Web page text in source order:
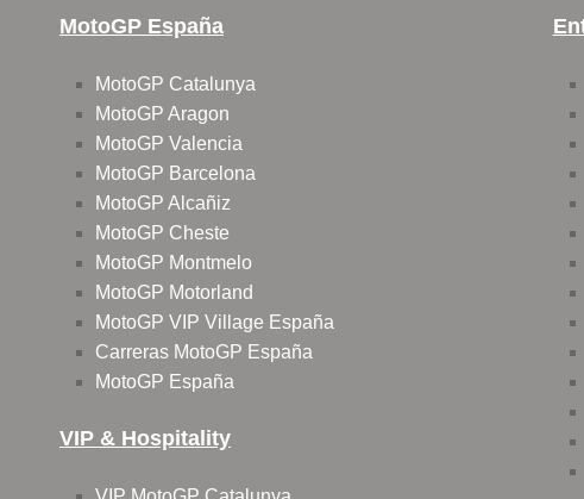
MotoGP España
MotoGP Catalunya
MotoGP Aragon
MotoGP Valencia
MotoGP Barcelona
MotoGP Alcañiz
MotoGP Cheste
MotoGP Montmelo
MotoGP Motorland
MotoGP VIP Village España
Carreras MotoGP España
MotoGP España
VIP & Hospitality